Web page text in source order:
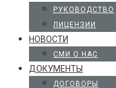
РУКОВОДСТВО
ЛИЦЕНЗИИ
НОВОСТИ
СМИ О НАС
ДОКУМЕНТЫ
ДОГОВОРЫ